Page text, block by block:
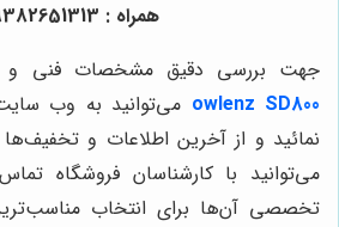
همراه : 09382651313
جهت بررسی دقیق مشخصات فنی و
owlenz SD800 می‌توانید به وب
نمائید و از آخرین اطلاعات و
می‌توانید با کارشناسان فروشگاه
تخصصی آن‌ها برای انتخاب مناسب‌ترین